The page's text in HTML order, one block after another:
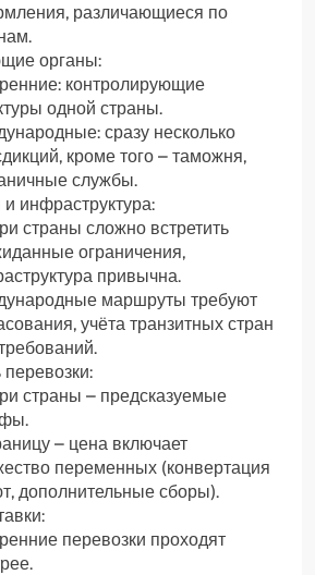
различающиеся по
органы:
контролирующие
одной страны.
сразу несколько
кроме того – таможня,
службы.
инфраструктура:
страны сложно встретить
ограничения,
привычна.
маршруты требуют
учёта транзитных стран
страны – предсказуемые
– цена включает
переменных (конвертация
дополнительные сборы).
перевозки проходят